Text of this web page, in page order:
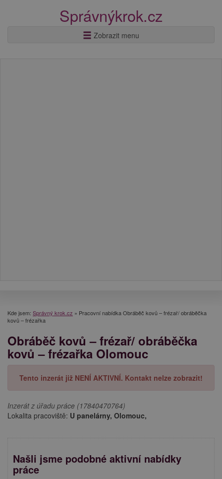
Správnýkrok.cz
Zobrazit menu
Kde jsem: Správný krok.cz » Pracovní nabídka Obráběč kovů – frézař/ obráběčka
kovů – frézařka
Obráběč kovů – frézař/ obráběčka
kovů – frézařka Olomouc
Tento inzerát již NENÍ AKTIVNÍ. Kontakt nelze zobrazit!
Inzerát z úřadu práce (17840470764)
Lokalita pracoviště: U panelárny, Olomouc,
Našli jsme podobné aktivní nabídky
práce